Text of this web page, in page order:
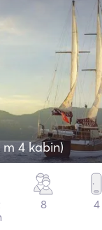
m 4 kabin)
8 4